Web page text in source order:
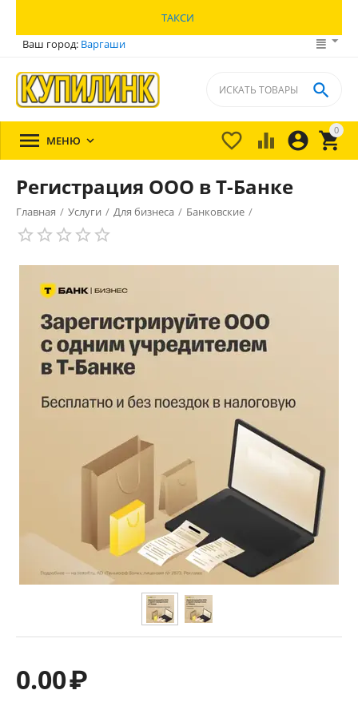
ТАКСИ
Ваш город: Варгаши
0


 

 МЕНЮ 
Регистрация ООО в Т-Банке
Главная / Услуги / Для бизнеса / Банковские /
0.00₽